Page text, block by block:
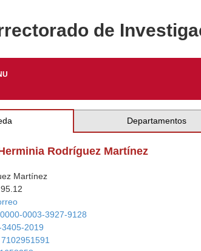
de
Departamentos
Rodríguez Martínez
Martínez
0000-0003-3927-9128
3405-2019
7102951591